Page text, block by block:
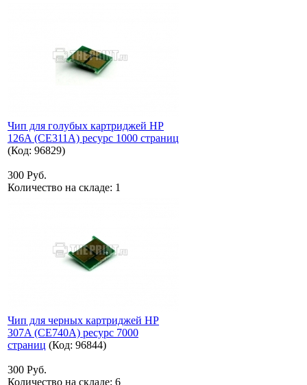
Чип для голубых картриджей HP
126A (CE311A) ресурс 1000 страниц
(Код: 96829)
300 Руб.
Количество на складе: 1
Чип для черных картриджей HP
307A (CE740A) ресурс 7000
страниц (Код: 96844)
300 Руб.
Количество на складе: 6